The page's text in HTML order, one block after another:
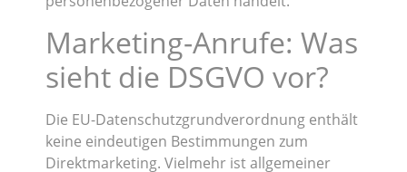
Marketing-Anrufe: Was
sieht die DSGVO vor?
Die EU-Datenschutzgrundverordnung enthält
keine eindeutigen Bestimmungen zum
Direktmarketing. Vielmehr ist allgemeiner